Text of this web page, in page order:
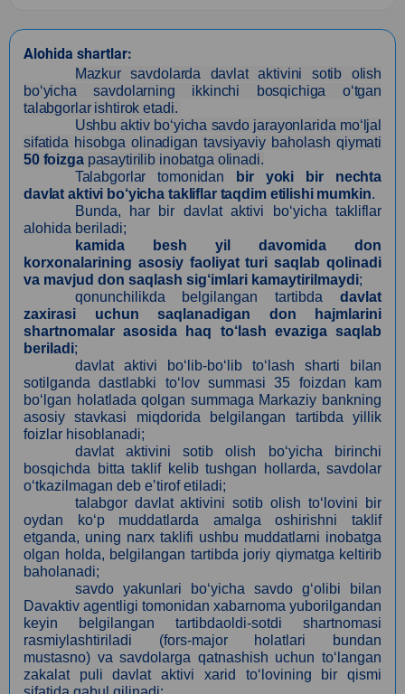
Alohida shartlar:
Mazkur savdolarda davlat aktivini sotib olish
bo‘yicha savdolarning ikkinchi bosqichiga o‘tgan
talabgorlar ishtirok etadi.
Ushbu aktiv bo‘yicha savdo jarayonlarida mo‘ljal
sifatida hisobga olinadigan tavsiyaviy baholash qiymati
50 foizga pasaytirilib inobatga olinadi.
Talabgorlar tomonidan
bir yoki bir nechta
davlat aktivi bo‘yicha takliflar taqdim etilishi mumkin.
Bunda, har bir davlat aktivi bo‘yicha takliflar
alohida beriladi;
kamida besh yil davomida don
korxonalarining asosiy faoliyat turi saqlab qolinadi
va mavjud don saqlash sig‘imlari kamaytirilmaydi;
qonunchilikda belgilangan tartibda davlat
zaxirasi uchun saqlanadigan don hajmlarini
shartnomalar asosida haq to‘lash evaziga saqlab
beriladi;
davlat aktivi bo‘lib-bo‘lib to‘lash sharti bilan
sotilganda dastlabki to‘lov summasi 35 foizdan kam
bo‘lgan holatlada qolgan summaga Markaziy bankning
asosiy stavkasi miqdorida belgilangan tartibda yillik
foizlar hisoblanadi;
davlat aktivini sotib olish bo‘yicha birinchi
bosqichda bitta taklif kelib tushgan hollarda, savdolar
o‘tkazilmagan deb eʼtirof etiladi;
talabgor davlat aktivini sotib olish to‘lovini bir
oydan ko‘p muddatlarda amalga oshirishni taklif
etganda, uning narx taklifi ushbu muddatlarni inobatga
olgan holda, belgilangan tartibda joriy qiymatga keltirib
baholanadi;
savdo yakunlari bo‘yicha savdo g‘olibi bilan
Davaktiv agentligi tomonidan xabarnoma yuborilgandan
keyin belgilangan tartibdaoldi-sotdi shartnomasi
rasmiylashtiriladi (fors-major holatlari bundan
mustasno) va savdolarga qatnashish uchun to‘langan
zakalat puli davlat aktivi xarid to‘lovining bir qismi